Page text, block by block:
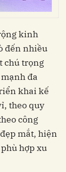
kinh
đến nhiều
chú trọng
đa
khai kế
theo quy
công
mắt, hiện
hợp xu